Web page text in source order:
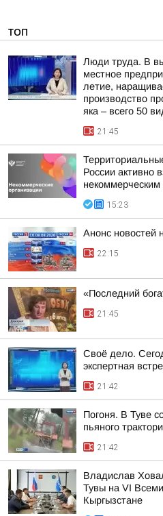
ТОП
Люди труда. В
местное
летие,
производство
яка – всего 50
21:45
России активно
некоммерческим
15:23
Анонс новостей
22:15
«Последний
21:45
Своё дело.
экспертная
21:42
Погоня. В Туве
пьяного
21:42
Владислав
Тувы на VI
Кыргызстане